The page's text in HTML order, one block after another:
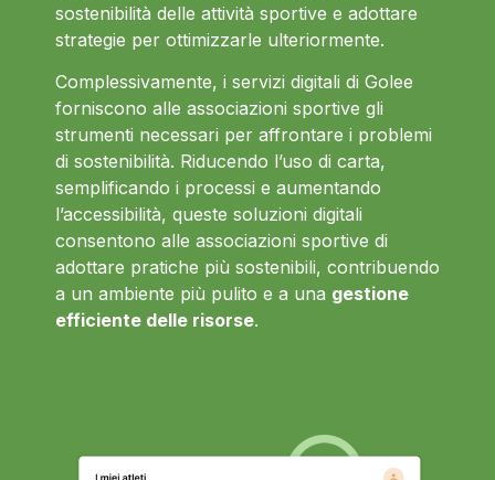
sostenibilità delle attività sportive e adottare
strategie per ottimizzarle ulteriormente.
Complessivamente, i servizi digitali di Golee
forniscono alle associazioni sportive gli
strumenti necessari per affrontare i problemi
di sostenibilità. Riducendo l’uso di carta,
semplificando i processi e aumentando
l’accessibilità, queste soluzioni digitali
consentono alle associazioni sportive di
adottare pratiche più sostenibili, contribuendo
a un ambiente più pulito e a una gestione
efficiente delle risorse.